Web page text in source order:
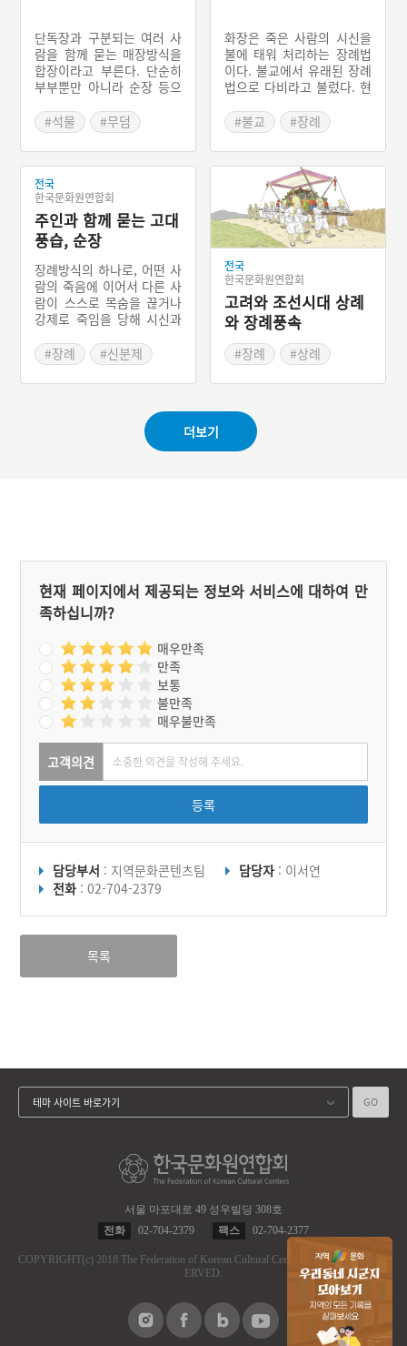
단독장과 구분되는 여러 사
람을 함께 묻는 매장방식을
합장이라고 부른다. 단순히
부부뿐만 아니라 순장 등으
경우도 있어 ‘여울무덤’이라
고도 불렀다. 매장되는 사람
이 여러 사람이기 때문에 위
치와 봉분의 형태, 석물 등
많은 것들을 고려해야 했다.
따라서 풍수지리를 비롯해
다양한 이유로 원칙이 엄격
하게 지켜지지 않은 것이 특
징이다.
#석물
#무덤
화장은 죽은 사람의 시신을
불에 태워 처리하는 장례법
이다. 불교에서 유래된 장례
법으로 다비라고 불렀다. 현
화로 인해 화장이 점차 증가
하는 추세를 보이고 있다.
일반인들도 화장시설에서
화장을 하며, 불에 태운 후
에는 뼈를 추려 뿌리거나 유
골함에 담아 묻거나 봉안시
설에 안치한다.
#불교
#장례
전국
한국문화원연합회
주인과 함께 묻는 고대
풍습, 순장
장례방식의 하나로, 어떤 사
람의 죽음에 이어서 다른 사
람이 스스로 목숨을 끊거나
강제로 죽임을 당해 시신과
고 한다. 고대사회에 세계적
으로 분포하는 풍습으로 신
분이 있는 사회, 가부장적
간이 흐르면서 부정적으로
인식되면서 소멸되었다.
#장례
#신분제
전국
한국문화원연합회
고려와 조선시대 상례
와 장례풍속
#장례
#상례
더보기
현재 페이지에서 제공되는 정보와 서비스에 대하여 만
족하십니까?
매우만족
만족
보통
불만족
매우불만족
고객의견
등록
담당부서 : 지역문화콘텐츠팀 담당자 : 이서연
전화 : 02-704-2379
목록
서울 마포대로 49 성우빌딩 308호
전화
02-704-2379 팩스 02-704-2377
COPYRIGHT(c) 2018 The Federation of Korean Cultural Centers.
ALL RIGHT RES
ERVED.
테마 사이트 바로가기 GO